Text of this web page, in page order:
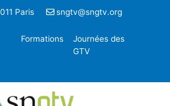
Paris
sngtv@sngtv.org
Formations
Journées des
GTV